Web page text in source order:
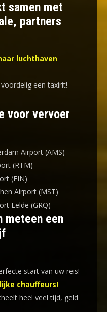
samen met
partners
luchthaven
een taxirit!
voor vervoer
Airport (AMS)
(RTM)
(EIN)
Airport (MST)
Eelde (GRQ)
meteen een
start van uw reis!
chauffeurs!
heel veel tijd, geld